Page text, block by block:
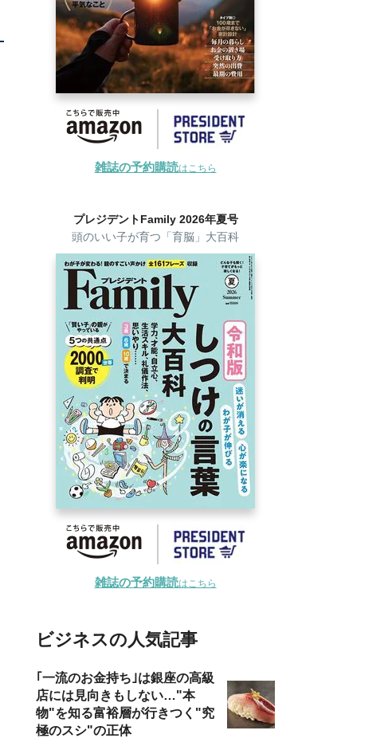
雑誌の予約購読はこちら
プレジデントFamily 2026年夏号
頭のいい子が育つ「育脳」大百科
雑誌の予約購読はこちら
ビジネスの人気記事
｢一流のお金持ち｣は銀座の高級
店には見向きもしない…"本
物"を知る富裕層が行きつく"究
極のスシ"の正体